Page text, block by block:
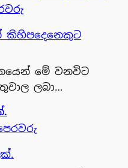
මේ වනවිට
ලබා…